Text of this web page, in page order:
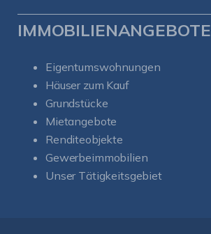
IMMOBILIENANGEBOTE
Eigentumswohnungen
Häuser zum Kauf
Grundstücke
Mietangebote
Renditeobjekte
Gewerbeimmobilien
Unser Tätigkeitsgebiet